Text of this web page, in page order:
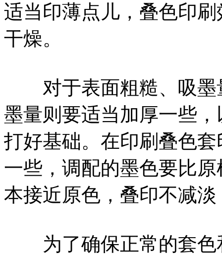
适当印薄点儿，叠色印
干燥。
对于表面粗糙、吸墨
墨量则要适当加厚一些
打好基础。在印刷叠色
一些，调配的墨色要比
本接近原色，叠印不减
为了确保正常的套色